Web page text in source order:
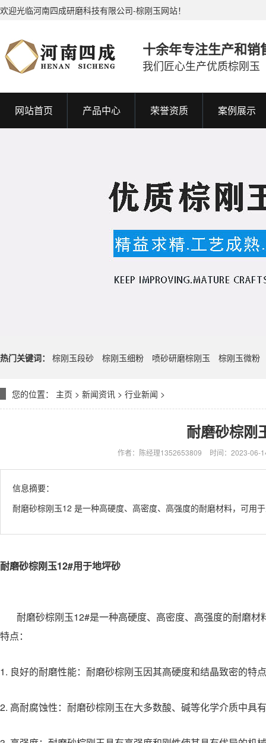
欢迎光临河南四成研磨科技有限公司-棕刚玉网站！
十余年专注生产和销
我们匠心生产优质棕刚玉
网站首页 产品中心 荣誉资质 案例展示
热门关键词： 棕刚玉段砂 棕刚玉细粉 喷砂研磨棕刚玉 棕刚玉微粉
您的位置： 主页 > 新闻资讯 > 行业新闻 >
耐磨砂棕刚
作者：陈经理1352653809 时间：2023-06-
信息摘要：
耐磨砂棕刚玉12 是一种高硬度、高密度、高强度的耐磨材料，可用
耐磨砂棕刚玉12#用于地坪砂
耐磨砂棕刚玉12#是一种高硬度、高密度、高强度的耐磨材
特点：
1. 良好的耐磨性能：耐磨砂棕刚玉因其高硬度和结晶致密的
2. 高耐腐蚀性：耐磨砂棕刚玉在大多数酸、碱等化学介质中具